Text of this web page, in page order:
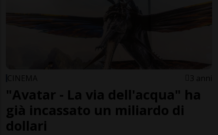
CINEMA 3 anni
"Avatar - La via dell'acqua" ha
già incassato un miliardo di
dollari